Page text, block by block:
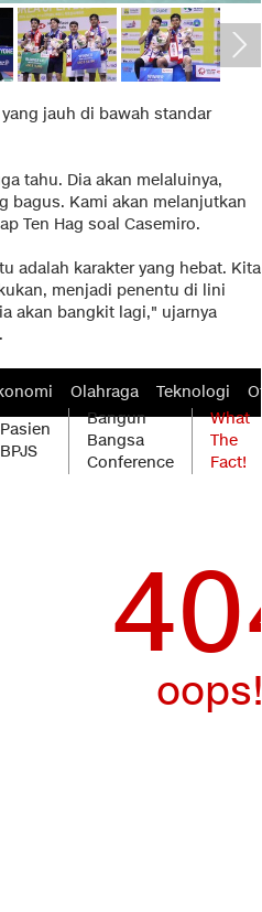
jauh di bawah standar
tahu. Dia akan melaluinya,
bagus. Kami akan melanjutkan
Ten Hag soal Casemiro.
adalah karakter yang hebat. Kita
menjadi penentu di lini
akan bangkit lagi," ujarnya